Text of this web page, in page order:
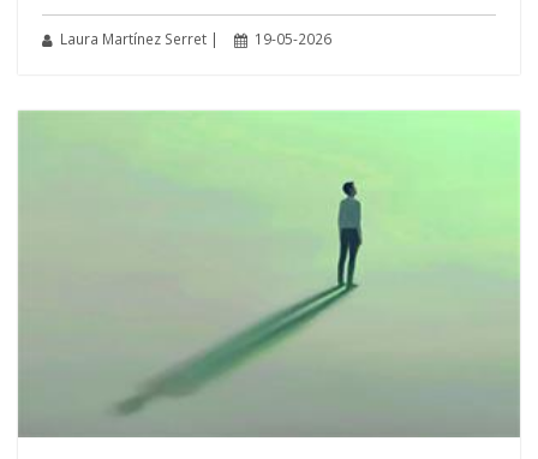
Laura Martínez Serret | 19-05-2026